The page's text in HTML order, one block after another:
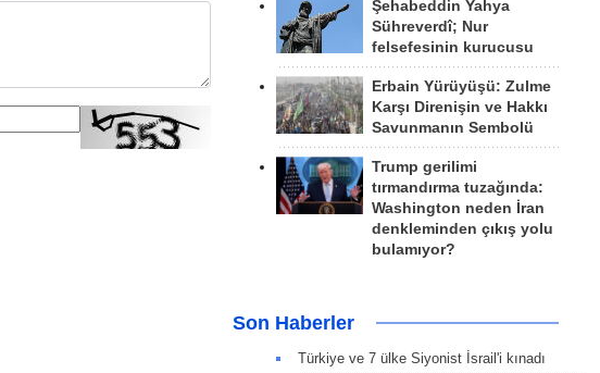
Şehabeddin Yahya
Sühreverdî; Nur
felsefesinin kurucusu
Erbain Yürüyüşü: Zulme
Karşı Direnişin ve Hakkı
Savunmanın Sembolü
Trump gerilimi
tırmandırma tuzağında:
Washington neden İran
denkleminden çıkış yolu
bulamıyor?
Son Haberler
Türkiye ve 7 ülke Siyonist İsrail'i kınadı